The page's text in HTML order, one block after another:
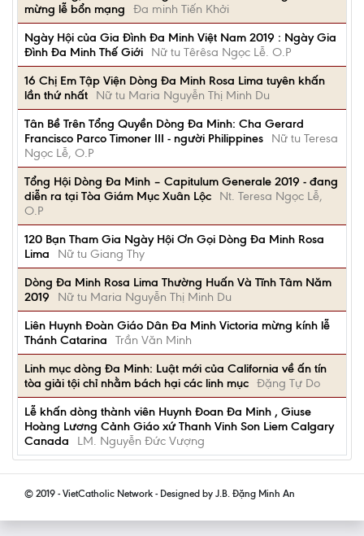
mừng lễ bổn mạng
Đa minh Tiến Khởi
Ngày Hội của Gia Đình Đa Minh Việt Nam 2019 : Ngày Gia
Đình Đa Minh Thế Giới
Nữ tu Têrêsa Ngọc Lễ. O.P
16 Chị Em Tập Viện Dòng Đa Minh Rosa Lima tuyên khấn
lần thứ nhất
Nữ tu Maria Nguyễn Thị Minh Du
Tân Bề Trên Tổng Quyền Dòng Đa Minh: Cha Gerard
Francisco Parco Timoner III - người Philippines
Nữ tu Teresa
Ngọc Lễ, O.P
Tổng Hội Dòng Đa Minh – Capitulum Generale 2019 - đang
diễn ra tại Tòa Giám Mục Xuân Lộc
Nt. Teresa Ngọc Lễ,
O.P
120 Bạn Tham Gia Ngày Hội Ơn Gọi Dòng Đa Minh Rosa
Lima
Nữ tu Giang Thy
Dòng Đa Minh Rosa Lima Thường Huấn Và Tĩnh Tâm Năm
2019
Nữ tu Maria Nguyễn Thị Minh Du
Liên Huynh Đoàn Giáo Dân Đa Minh Victoria mừng kính lễ
Thánh Catarina
Trần Văn Minh
Linh mục dòng Đa Minh: Luật mới của California về ấn tín
tòa giải tội chỉ nhằm bách hại các linh mục Đặng Tự Do
Lễ khấn dòng thành viên Huynh Đoan Đa Minh , Giuse
Hoàng Lương Cảnh Giáo xứ Thanh Vinh Son Liem Calgary
Canada
LM. Nguyễn Đức Vượng
© 2019 - VietCatholic Network - Designed by J.B. Đặng Minh An